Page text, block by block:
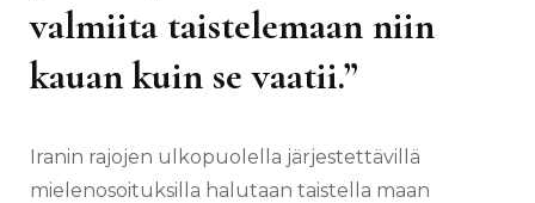
valmiita taistelemaan niin
kauan kuin se vaatii.”
Iranin rajojen ulkopuolella järjestettävillä
mielenosoituksilla halutaan taistella maan